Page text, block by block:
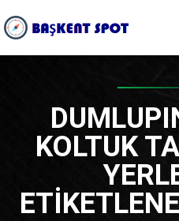
KOLTUK